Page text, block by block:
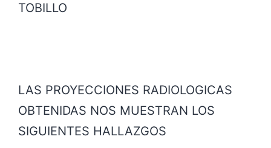
TOBILLO
LAS PROYECCIONES RADIOLOGICAS
OBTENIDAS NOS MUESTRAN LOS
SIGUIENTES HALLAZGOS